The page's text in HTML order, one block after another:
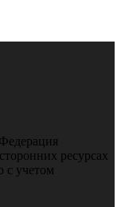
ресурсах
с учетом